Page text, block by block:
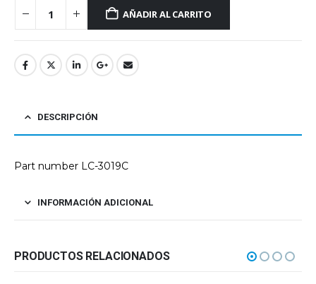
AÑADIR AL CARRITO
DESCRIPCIÓN
Part number LC-3019C
INFORMACIÓN ADICIONAL
PRODUCTOS RELACIONADOS